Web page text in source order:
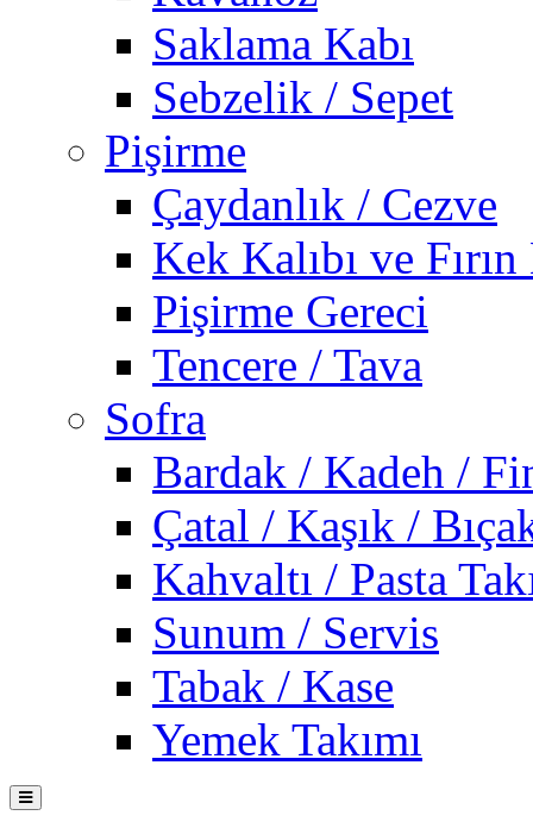
Saklama Kabı
Sebzelik / Sepet
Pişirme
Çaydanlık / Cezve
Kek Kalıbı ve Fırın
Pişirme Gereci
Tencere / Tava
Sofra
Bardak / Kadeh /
Çatal / Kaşık /
Kahvaltı / Pasta
Sunum / Servis
Tabak / Kase
Yemek Takımı